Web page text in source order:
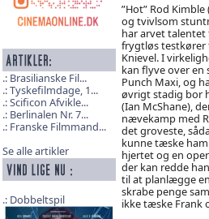
Brasilianske Fil...
Tyskefilmdage, 1...
Scificon Afvikle...
Berlinalen Nr. 7...
Franske Filmmand...
Se alle artikler
Dobbeltspil
”Hot” Rod
og tvivlsom
har arvet talentet
frygtløs testkører
Knievel. I
kan flyve over en
Punch Maxi, og
øvrigt stadig bor
(Ian McShane),
nævekamp med
det groveste,
kunne tæske
hjertet og en
der kan redde
til at planlægge
skrabe penge
ikke tæske Frank